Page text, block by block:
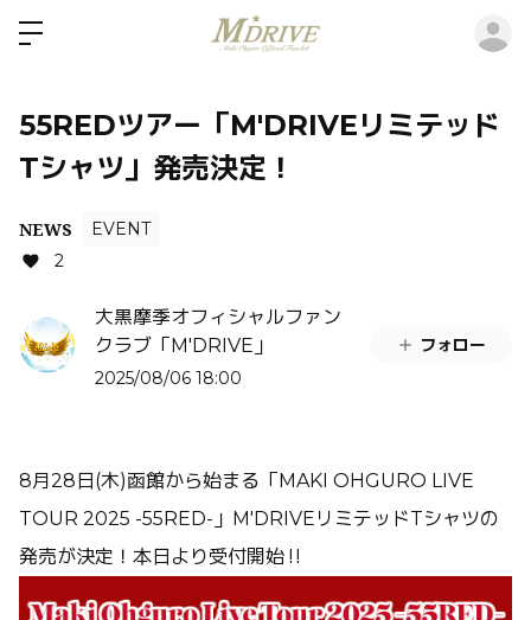
55REDツアー「M'DRIVEリミテッド
Tシャツ」発売決定！
NEWS
EVENT
2
大黒摩季オフィシャルファン
クラブ「M'DRIVE」
2025/08/06 18:00
フォロー
8月28日(木)函館から始まる「MAKI OHGURO LIVE
TOUR 2025 -55RED-」M'DRIVEリミテッドTシャツの
発売が決定！本日より受付開始‼︎